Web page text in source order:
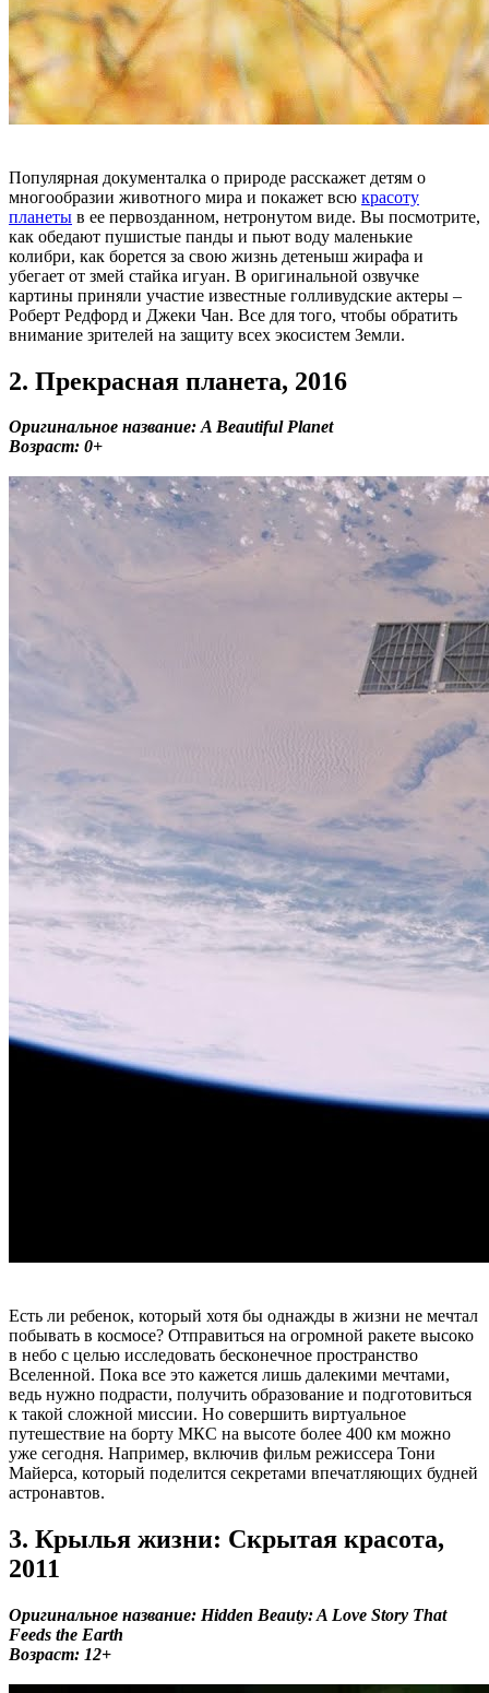
Популярная документалка о природе расскажет детям о
многообразии животного мира и покажет всю красоту
планеты в ее первозданном, нетронутом виде. Вы посмотрите,
как обедают пушистые панды и пьют воду маленькие
колибри, как борется за свою жизнь детеныш жирафа и
убегает от змей стайка игуан. В оригинальной озвучке
картины приняли участие известные голливудские актеры –
Роберт Редфорд и Джеки Чан. Все для того, чтобы обратить
внимание зрителей на защиту всех экосистем Земли.
2. Прекрасная планета, 2016
Оригинальное название: A Beautiful Planet
Возраст: 0+
Есть ли ребенок, который хотя бы однажды в жизни не мечтал
побывать в космосе? Отправиться на огромной ракете высоко
в небо с целью исследовать бесконечное пространство
Вселенной. Пока все это кажется лишь далекими мечтами,
ведь нужно подрасти, получить образование и подготовиться
к такой сложной миссии. Но совершить виртуальное
путешествие на борту МКС на высоте более 400 км можно
уже сегодня. Например, включив фильм режиссера Тони
Майерса, который поделится секретами впечатляющих будней
астронавтов.
3. Крылья жизни: Скрытая красота,
2011
Оригинальное название: Hidden Beauty: A Love Story That
Feeds the Earth
Возраст: 12+